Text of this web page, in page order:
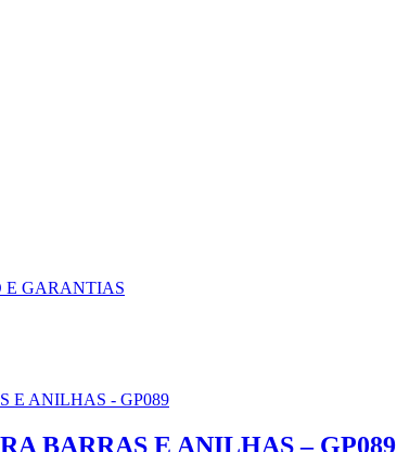
E GARANTIAS
BARRAS E ANILHAS – GP089